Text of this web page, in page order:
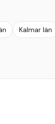
Kalmar län